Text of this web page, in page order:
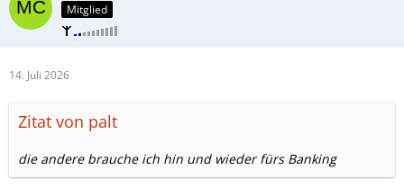
Mitglied
14. Juli 2026
Zitat von palt
die andere brauche ich hin und wieder fürs Banking